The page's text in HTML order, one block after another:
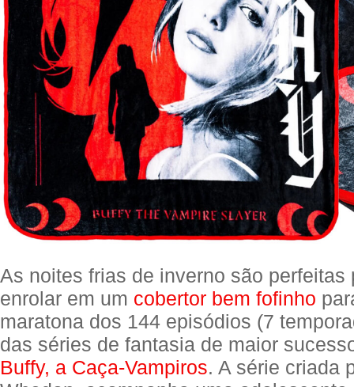
As noites frias de inverno são perfeitas
enrolar em um cobertor bem fofinho
maratona dos 144 episódios (7
das séries de fantasia de maior
Buffy, a Caça-Vampiros. A série criada